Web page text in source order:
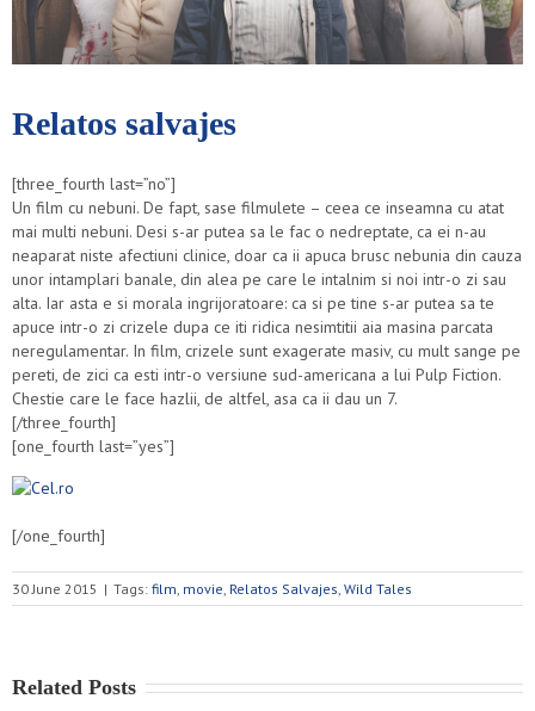
Relatos salvajes
[three_fourth last=”no”]
Un film cu nebuni. De fapt, sase filmulete – ceea ce inseamna cu atat
mai multi nebuni. Desi s-ar putea sa le fac o nedreptate, ca ei n-au
neaparat niste afectiuni clinice, doar ca ii apuca brusc nebunia din cauza
unor intamplari banale, din alea pe care le intalnim si noi intr-o zi sau
alta. Iar asta e si morala ingrijoratoare: ca si pe tine s-ar putea sa te
apuce intr-o zi crizele dupa ce iti ridica nesimtitii aia masina parcata
neregulamentar. In film, crizele sunt exagerate masiv, cu mult sange pe
pereti, de zici ca esti intr-o versiune sud-americana a lui Pulp Fiction.
Chestie care le face hazlii, de altfel, asa ca ii dau un 7.
[/three_fourth]
[one_fourth last=”yes”]
[/one_fourth]
30 June 2015 | Tags: film movie Relatos Salvajes Wild Tales
Related Posts